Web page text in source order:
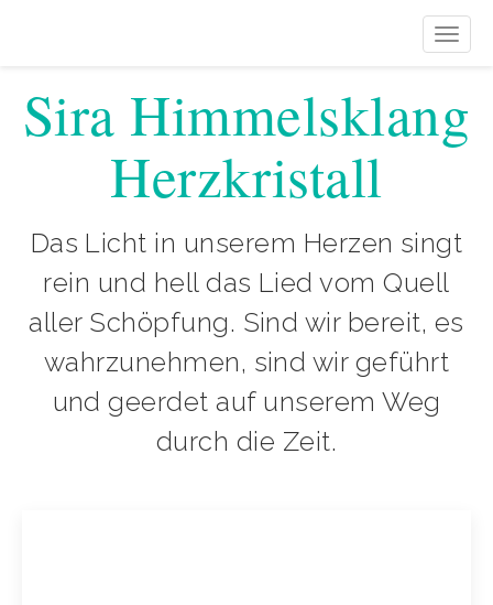
ein-/
Sira Himmelsklang
Herzkristall
Das Licht in unserem Herzen singt
rein und hell das Lied vom Quell
aller Schöpfung. Sind wir bereit, es
wahrzunehmen, sind wir geführt
und geerdet auf unserem Weg
durch die Zeit.